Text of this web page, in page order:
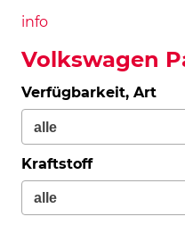
info
Volkswagen
Verfügbarkeit, Art
Kraftstoff